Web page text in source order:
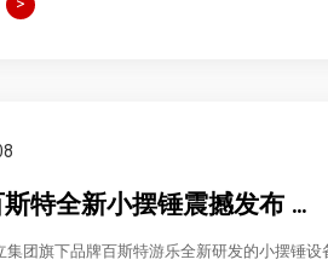
斯特全新小摆锤震撼发布 ...
集团旗下品牌百斯特游乐全新研发的小摆锤